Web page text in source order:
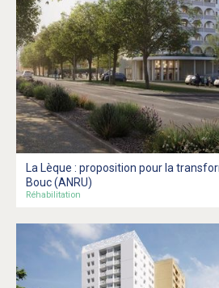
La Lèque : proposition pour la
Bouc (ANRU)
Réhabilitation